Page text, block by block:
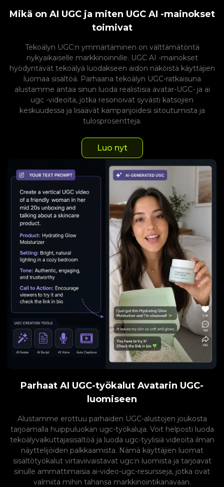
Mikä on AI UGC ja miten UGC AI -mainokset
toimivat
Tekoälyn UGC:n ymmärtäminen on välttämätöntä
nykyaikaiselle markkinoinnille. UGC AI -mainokset
hyödyntävät tekoälyä luodakseen aidon näköistä käyttäjien
luomaa sisältöä. Parhaana tekoälyn UGC-ratkaisuna
alustamme antaa sinun luoda realistisia avatar-UGC- ja ai
ugc -videoita, jotka resonoivat syvästi katsojien
keskuudessa ja lisäävät kampanjoidesi sitoutumista ja
tulosprosentteja.
Luo nyt
Parhaat AI UGC-työkalut Avatarin UGC-
luomiseen
Alustamme erottuu parhaiden UGC-alustojen joukosta
tarjoamalla huippuluokan ugc-työkaluja. Voit helposti luoda
tekoälyvaikuttajasisältöä ja luoda ugc-tyylisiä videoita ilman
näyttelijöiden palkkaamista. Nämä käyttäjien luomat
sisältötyökalut virtaviivaistavat ugc:n luomista ja tarjoavat
sinulle ammattimaisia ​​ai-video-ugc-resursseja, jotka ovat
valmiita mihin tahansa markkinointikanavaan.